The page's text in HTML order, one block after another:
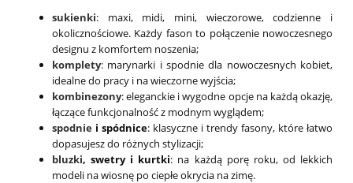
sukienki: maxi, midi, mini, wieczorowe, codzienne i
okolicznościowe. Każdy fason to połączenie nowoczesnego
designu z komfortem noszenia;
komplety: marynarki i spodnie dla nowoczesnych kobiet,
idealne do pracy i na wieczorne wyjścia;
kombinezony: eleganckie i wygodne opcje na każdą okazję,
łączące funkcjonalność z modnym wyglądem;
spodnie i spódnice: klasyczne i trendy fasony, które łatwo
dopasujesz do różnych stylizacji;
bluzki, swetry i kurtki: na każdą porę roku, od lekkich
modeli na wiosnę po ciepłe okrycia na zimę.